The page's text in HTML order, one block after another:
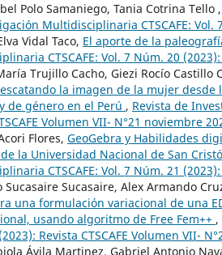
Polo Samaniego, Tania Cotrina Tello ,
Multidisciplinaria CTSCAFE: Vol.
Vidal Taco, El aporte de la
CTSCAFE: Vol. 7 Núm. 20
Trujillo Cacho, Giezi Rocío Castillo
la imagen de la mujer
de género en el Perú , Revista de
Volumen VII- N°21 noviembre
Flores, GeoGebra y Habilidades
la Universidad Nacional de San
CTSCAFE: Vol. 7 Núm. 21
Sucasaire, Alex Armando
una formulación variacional de una
usando algoritmo de Free Fem++ ,
Revista CTSCAFE Volumen VII-
Ávila Martinez, Gabriel Antonio